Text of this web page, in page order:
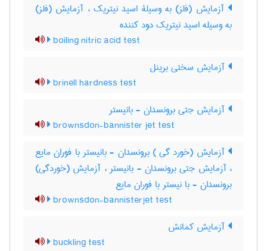
آزمایش (فلز) به وسیلۀ اسید نیتریک ، آزمایش (فلز)
به وسیله اسید نیتریک دود کننده
boiling nitric acid test
آزمایش سختی برینل
brinell hardness test
آزمایش جتی برونسدان - بانیستر
brownsdon-bannister jet test
آزمایش (خورد گی ) برونسدان - بانیستر با فوران مایع
، آزمایش جتی برونسدان - بانیستر ، آزمایش (خوردگی)
برونسدان - با نیستر با فوران مایع
brownsdon-bannisterjet test
آزمایش کمانش
buckling test